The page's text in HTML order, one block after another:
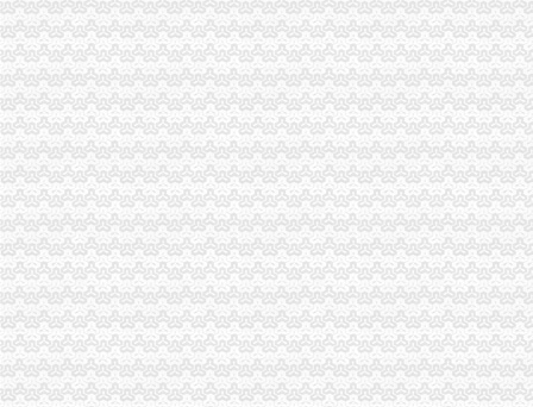
沙坪坝局创建适应工商职能需求的重庆代办协作机制网络-重庆帅博
沙坪坝建微企创业孵化园_城市生活_新浪重庆_新浪网
用户评论：建材市场设便民服务点可投诉可代办执照-用户对建材市场
求万能的IT大,沙坪坝网吧执照现在大概多少钱或者能帮忙整到证的
求沙坪坝网吧执照和巴南网吧执照落地问题-重庆社区